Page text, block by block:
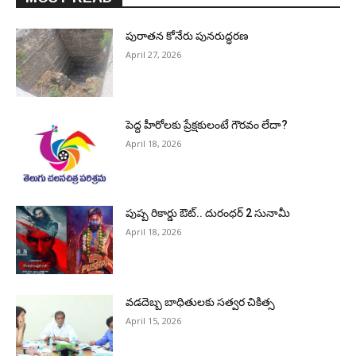
పురాత‌న కోనేరు పున‌రుద్ధ‌ర‌ణ
April 27, 2026
పెద్ద హీరోల‌కు ప్రేక్ష‌కులంటే గౌర‌వం లేదా?
April 18, 2026
పుష్ప రికార్డు ఔట్‌.. దురంధ‌ర్ 2 సునామీ
April 18, 2026
వడదెబ్బ బాధితులకు సత్వర చికిత్స
April 15, 2026